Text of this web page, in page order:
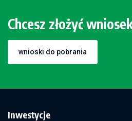
Chcesz złożyć
wnioski do pobrania
Inwestycje